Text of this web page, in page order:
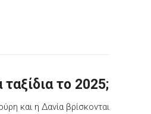
το 2025;
και η Δανία βρίσκονται